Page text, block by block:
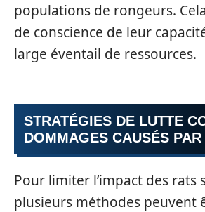
populations de rongeurs.
de conscience de leur
large éventail de ressources.
STRATÉGIES DE LUTTE
DOMMAGES CAUSÉS
Pour limiter l’impact des rats
plusieurs méthodes peuvent